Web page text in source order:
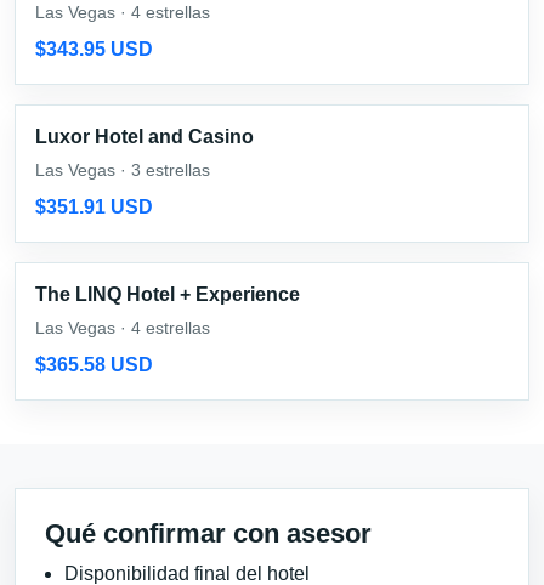
Las Vegas · 4 estrellas
$343.95 USD
Luxor Hotel and Casino
Las Vegas · 3 estrellas
$351.91 USD
The LINQ Hotel + Experience
Las Vegas · 4 estrellas
$365.58 USD
Qué confirmar con asesor
Disponibilidad final del hotel